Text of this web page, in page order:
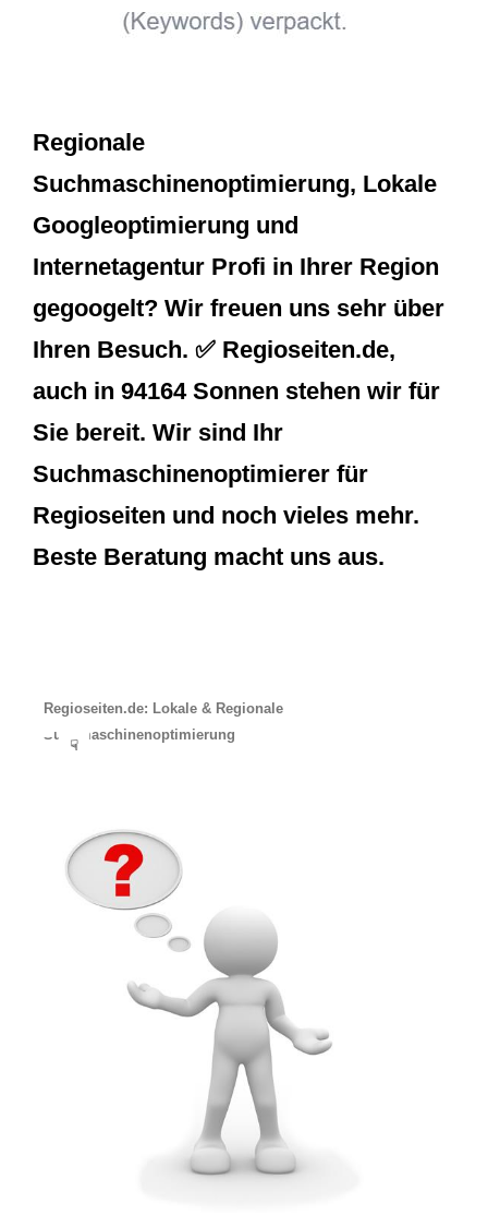
Regionale
Suchmaschinenoptimierung, Lokale
Googleoptimierung und
Internetagentur Profi in Ihrer Region
gegoogelt? Wir freuen uns sehr über
Ihren Besuch. ✅ Regioseiten.de,
auch in 94164 Sonnen stehen wir für
Sie bereit. Wir sind Ihr
Suchmaschinenoptimierer für
Regioseiten und noch vieles mehr.
Beste Beratung macht uns aus.
Regioseiten.de: Lokale & Regionale
Suchmaschinenoptimierung
☟